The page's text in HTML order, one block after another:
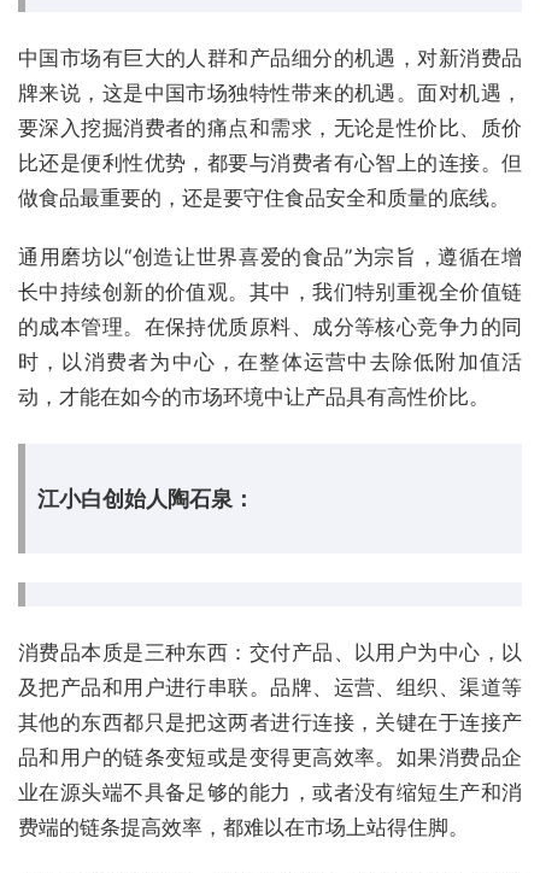
中国市场有巨大的人群和产品细分的机遇，对新消费品
牌来说，这是中国市场独特性带来的机遇。面对机遇，
要深入挖掘消费者的痛点和需求，无论是性价比、质价
比还是便利性优势，都要与消费者有心智上的连接。但
做食品最重要的，还是要守住食品安全和质量的底线。
通用磨坊以“创造让世界喜爱的食品”为宗旨，遵循在增
长中持续创新的价值观。其中，我们特别重视全价值链
的成本管理。在保持优质原料、成分等核心竞争力的同
时，以消费者为中心，在整体运营中去除低附加值活
动，才能在如今的市场环境中让产品具有高性价比。
江小白创始人陶石泉：
消费品本质是三种东西：交付产品、以用户为中心，以
及把产品和用户进行串联。品牌、运营、组织、渠道等
其他的东西都只是把这两者进行连接，关键在于连接产
品和用户的链条变短或是变得更高效率。如果消费品企
业在源头端不具备足够的能力，或者没有缩短生产和消
费端的链条提高效率，都难以在市场上站得住脚。